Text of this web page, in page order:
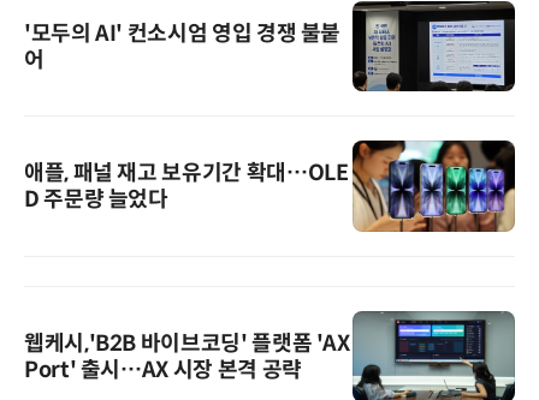
'모두의 AI' 컨소시엄 영입 경쟁 불붙
어
애플, 패널 재고 보유기간 확대…OLE
D 주문량 늘었다
웹케시,'B2B 바이브코딩' 플랫폼 'AX
Port' 출시…AX 시장 본격 공략